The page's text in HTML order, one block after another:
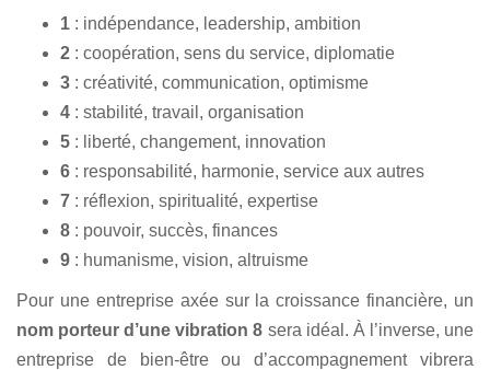
1 : indépendance, leadership, ambition
2 : coopération, sens du service, diplomatie
3 : créativité, communication, optimisme
4 : stabilité, travail, organisation
5 : liberté, changement, innovation
6 : responsabilité, harmonie, service aux autres
7 : réflexion, spiritualité, expertise
8 : pouvoir, succès, finances
9 : humanisme, vision, altruisme
Pour une entreprise axée sur la croissance financière, un
nom porteur d’une vibration 8 sera idéal. À l’inverse, une
entreprise de bien-être ou d’accompagnement vibrera